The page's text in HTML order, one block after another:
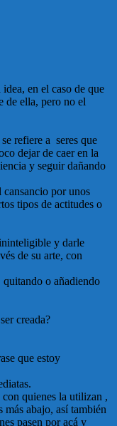
en el caso de que
de ella, pero no el
refiere a seres que
dejar de caer en la
y seguir dañando
cansancio por unos
tipos de actitudes o
y darle
de su arte, con
quitando o añadiendo
creada?
que estoy
quienes la utilizan ,
abajo, así también
pasen por acá y